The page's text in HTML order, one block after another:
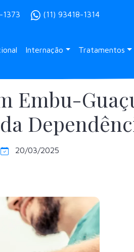
1373 (11) 93418-1314
Internação Tratamentos
Embu-
20/03/2025